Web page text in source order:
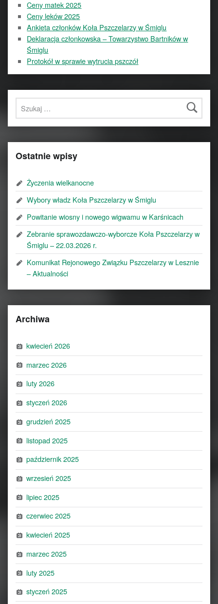
Ceny matek 2025
Ceny leków 2025
Ankieta członków Koła Pszczelarzy w Śmiglu
Deklaracja członkowska – Towarzystwo Bartników w
Śmiglu
Protokół w sprawie wytrucia pszczół
Szukaj:
Ostatnie wpisy
Życzenia wielkanocne
Wybory władz Koła Pszczelarzy w Śmiglu
Powitanie wiosny i nowego wigwamu w Karśnicach
Zebranie sprawozdawczo-wyborcze Koła Pszczelarzy w
Śmiglu – 22.03.2026 r.
Komunikat Rejonowego Związku Pszczelarzy w Lesznie
– Aktualności
Archiwa
kwiecień 2026
marzec 2026
luty 2026
styczeń 2026
grudzień 2025
listopad 2025
październik 2025
wrzesień 2025
lipiec 2025
czerwiec 2025
kwiecień 2025
marzec 2025
luty 2025
styczeń 2025